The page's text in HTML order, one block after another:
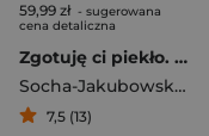
59,99 zł - sugerowana
cena detaliczna
Zgotuję ci piekło. Jak rozwodzą się Polacy
Socha-Jakubowska Paulina
7,5 (13)